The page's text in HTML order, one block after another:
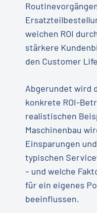
weichen ROI
stärkere
den Customer
Abgerundet wird
konkrete ROI-
realistischen
Maschinenbau
Einsparungen
typischen
– und welche
für ein eigenes
beeinflussen.